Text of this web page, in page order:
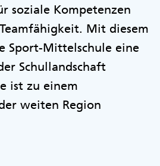
soziale Kompetenzen
Mit diesem
Sport-Mittelschule eine
Schullandschaft
ist zu einem
weiten Region